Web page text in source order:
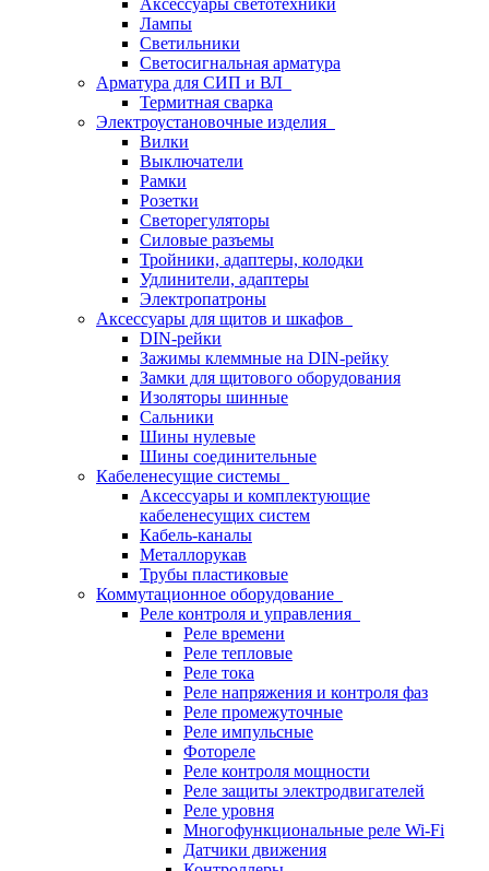
Аксессуары светотехники
Лампы
Светильники
Светосигнальная арматура
Арматура для СИП и ВЛ
Термитная сварка
Электроустановочные изделия
Вилки
Выключатели
Рамки
Розетки
Светорегуляторы
Силовые разъемы
Тройники, адаптеры, колодки
Удлинители, адаптеры
Электропатроны
Аксессуары для щитов и шкафов
DIN-рейки
Зажимы клеммные на DIN-рейку
Замки для щитового оборудования
Изоляторы шинные
Сальники
Шины нулевые
Шины соединительные
Кабеленесущие системы
Аксессуары и комплектующие
кабеленесущих систем
Кабель-каналы
Металлорукав
Трубы пластиковые
Коммутационное оборудование
Реле контроля и управления
Реле времени
Реле тепловые
Реле тока
Реле напряжения и контроля фаз
Реле промежуточные
Реле импульсные
Фотореле
Реле контроля мощности
Реле защиты электродвигателей
Реле уровня
Многофункциональные реле Wi-Fi
Датчики движения